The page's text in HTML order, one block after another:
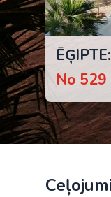
No 529
Ceļojumi